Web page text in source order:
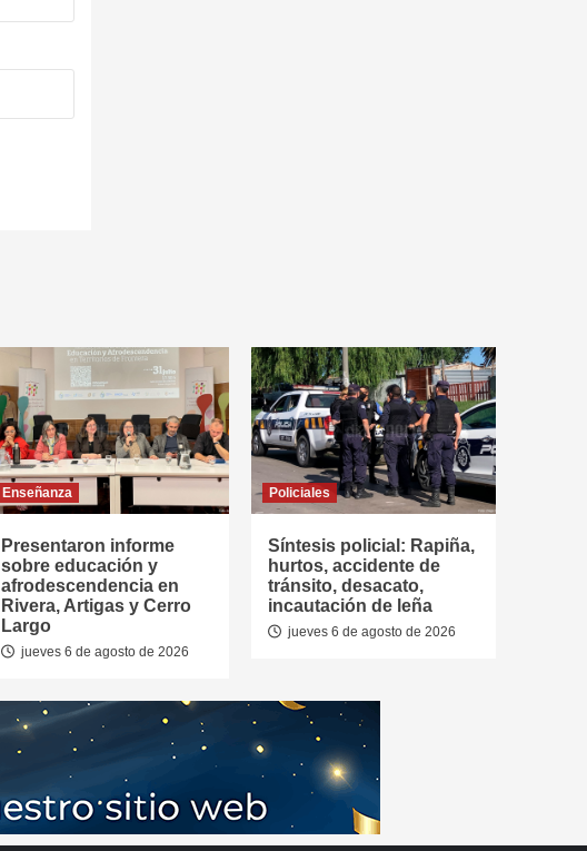
Enseñanza
Presentaron informe
sobre educación y
afrodescendencia en
Rivera, Artigas y Cerro
Largo
jueves 6 de agosto de 2026
Policiales
Síntesis policial: Rapiña,
hurtos, accidente de
tránsito, desacato,
incautación de leña
jueves 6 de agosto de 2026